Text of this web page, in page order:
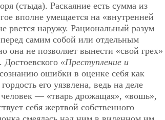
(стыда). Раскаяние есть сумма из
вполне умещается на «внутренней
рвется наружу. Рациональный разум
перед самим собой или отдельным
не позволяет вынести «свой грех»
«Преступление и
ошибки в оценке себя как
его уязвлена, ведь на деле
— «тварь дрожащая», «вошь»,
себя жертвой собственного